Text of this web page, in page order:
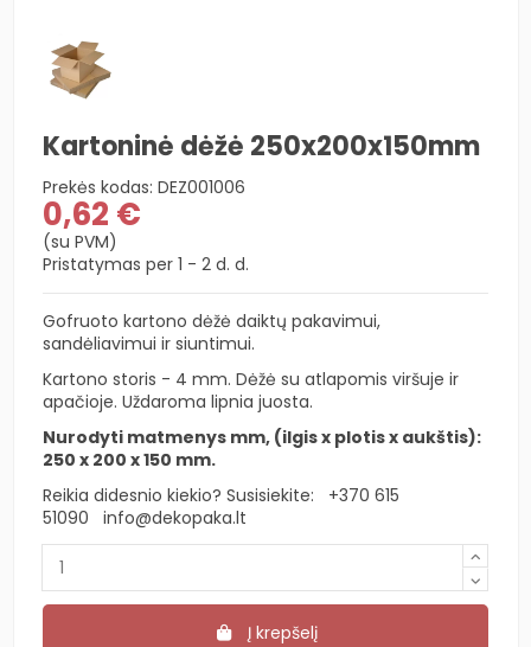
Kartoninė dėžė 250x200x150mm
Prekės kodas: DEZ001006
0,62 €
(su PVM)
Pristatymas per 1 - 2 d. d.
Gofruoto kartono dėžė daiktų pakavimui,
sandėliavimui ir siuntimui.
Kartono storis - 4 mm. Dėžė su atlapomis viršuje ir
apačioje. Uždaroma lipnia juosta.
Nurodyti matmenys mm, (ilgis x plotis x aukštis):
250 x 200 x 150 mm.
Reikia didesnio kiekio? Susisiekite:
+370 615
51090
info@dekopaka.lt
Į krepšelį